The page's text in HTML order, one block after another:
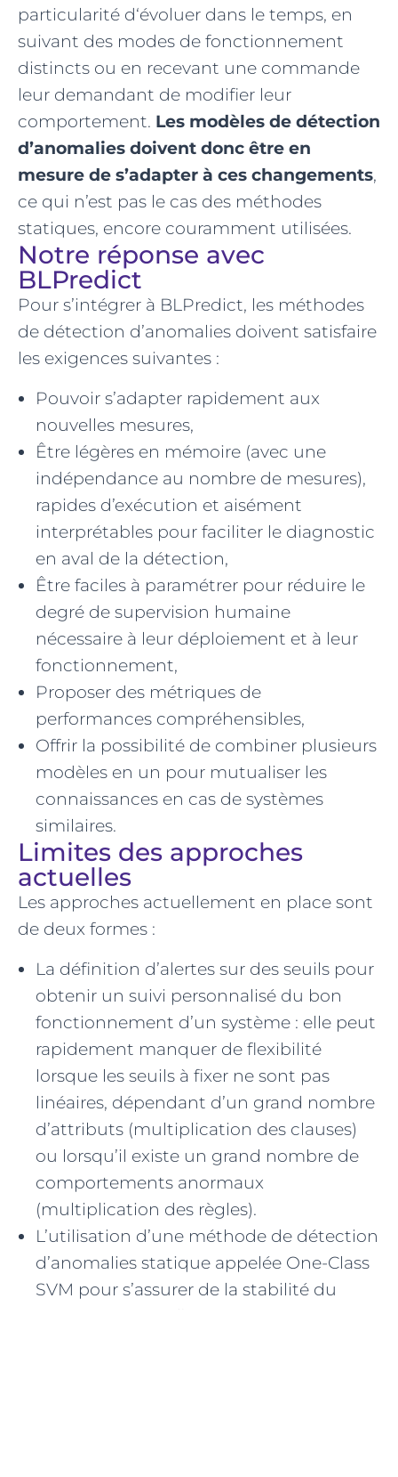
particularité d‘évoluer dans le temps, en
suivant des modes de fonctionnement
distincts ou en recevant une commande
leur demandant de modifier leur
comportement. Les modèles de détection
d’anomalies doivent donc être en
mesure de s’adapter à ces changements,
ce qui n’est pas le cas des méthodes
statiques, encore couramment utilisées.
Notre réponse avec
BLPredict
Pour s’intégrer à BLPredict, les méthodes
de détection d’anomalies doivent satisfaire
les exigences suivantes :
Pouvoir s’adapter rapidement aux
nouvelles mesures,
Être légères en mémoire (avec une
indépendance au nombre de mesures),
rapides d’exécution et aisément
interprétables pour faciliter le diagnostic
en aval de la détection,
Être faciles à paramétrer pour réduire le
degré de supervision humaine
nécessaire à leur déploiement et à leur
fonctionnement,
Proposer des métriques de
performances compréhensibles,
Offrir la possibilité de combiner plusieurs
modèles en un pour mutualiser les
connaissances en cas de systèmes
similaires.
Limites des approches
actuelles
Les approches actuellement en place sont
de deux formes :
La définition d’alertes sur des seuils pour
obtenir un suivi personnalisé du bon
fonctionnement d’un système : elle peut
rapidement manquer de flexibilité
lorsque les seuils à fixer ne sont pas
linéaires, dépendant d’un grand nombre
d’attributs (multiplication des clauses)
ou lorsqu’il existe un grand nombre de
comportements anormaux
(multiplication des règles).
L’utilisation d’une méthode de détection
d’anomalies statique appelée One-Class
SVM pour s’assurer de la stabilité du